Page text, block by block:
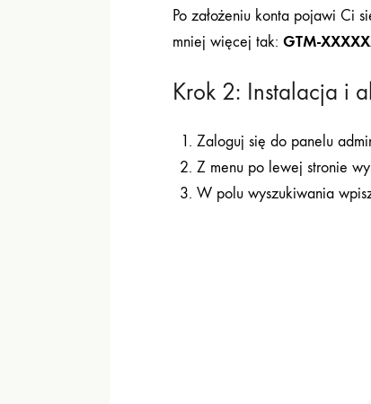
Po założeniu konta pojawi Ci
mniej więcej tak: GTM-
Krok 2: Instalacja i
Zaloguj się do panelu
Z menu po lewej stronie
W polu wyszukiwania